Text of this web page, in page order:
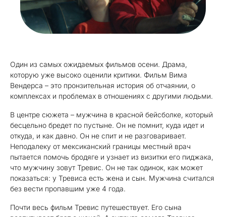
Один из самых ожидаемых фильмов осени. Драма,
которую уже высоко оценили критики. Фильм Вима
Вендерса – это пронзительная история об отчаянии, о
комплексах и проблемах в отношениях с другими людьми.
В центре сюжета – мужчина в красной бейсболке, который
бесцельно бредет по пустыне. Он не помнит, куда идет и
откуда, и как давно. Он не спит и не разговаривает.
Неподалеку от мексиканский границы местный врач
пытается помочь бродяге и узнает из визитки его пиджака,
что мужчину зовут Тревис. Он не так одинок, как может
показаться: у Тревиса есть жена и сын. Мужчина считался
без вести пропавшим уже 4 года.
Почти весь фильм Тревис путешествует. Его сына